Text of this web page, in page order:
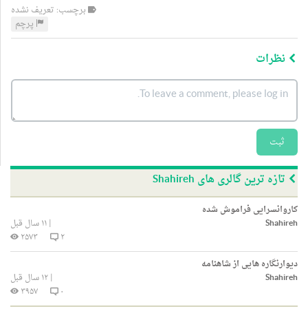
برچسب: تعریف نشده
پرچم
نظرات
ثبت
تازه ترین گالری های Shahireh
کاروانسرایی فراموش شده
Shahireh
|۱۱ سال قبل
۲
۲۵۷۳
دیوارنگاره هایی از شاهنامه
Shahireh
|۱۲ سال قبل
۰
۳۹۵۷